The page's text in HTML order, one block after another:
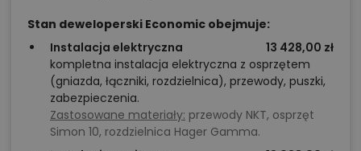
Stan deweloperski Economic obejmuje:
Instalacja elektryczna
13 428,00 zł
kompletna instalacja elektryczna z osprzętem
(gniazda, łączniki, rozdzielnica), przewody, puszki,
zabezpieczenia.
Zastosowane materiały: przewody NKT, osprzęt
Simon 10, rozdzielnica Hager Gamma.